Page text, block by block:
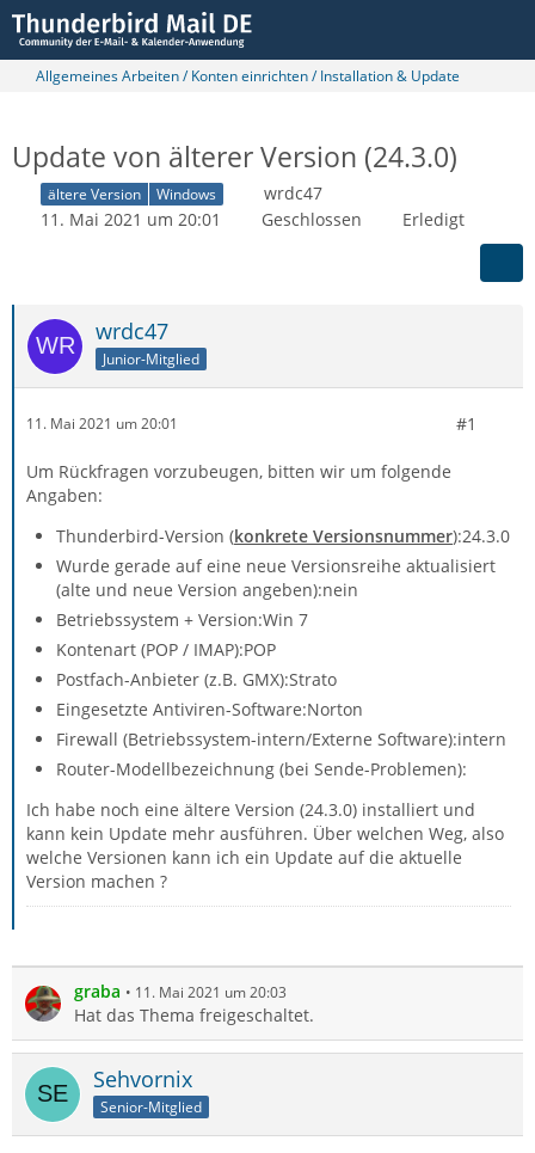
Allgemeines Arbeiten / Konten einrichten / Installation & Update
Update von älterer Version (24.3.0)
ältere Version Windows
wrdc47
11. Mai 2021 um 20:01
Geschlossen Erledigt
wrdc47
Junior-Mitglied
11. Mai 2021 um 20:01 #1
Um Rückfragen vorzubeugen, bitten wir um folgende
Angaben:
Thunderbird-Version (konkrete Versionsnummer):24.3.0
Wurde gerade auf eine neue Versionsreihe aktualisiert
(alte und neue Version angeben):nein
Betriebssystem + Version:Win 7
Kontenart (POP / IMAP):POP
Postfach-Anbieter (z.B. GMX):Strato
Eingesetzte Antiviren-Software:Norton
Firewall (Betriebssystem-intern/Externe Software):intern
Router-Modellbezeichnung (bei Sende-Problemen):
Ich habe noch eine ältere Version (24.3.0) installiert und
kann kein Update mehr ausführen. Über welchen Weg, also
welche Versionen kann ich ein Update auf die aktuelle
Version machen ?
graba 11. Mai 2021 um 20:03
Hat das Thema freigeschaltet.
Sehvornix
Senior-Mitglied